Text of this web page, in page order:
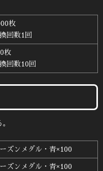
枚
回数1回
枚
回数10回
ズンメダル・青×100
ズンメダル・青×100